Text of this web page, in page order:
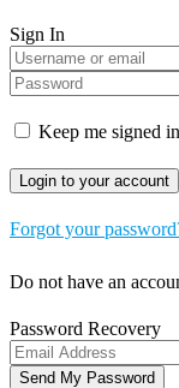
Sign In
Keep me signed
Forgot your
Do not have an
Password Recovery